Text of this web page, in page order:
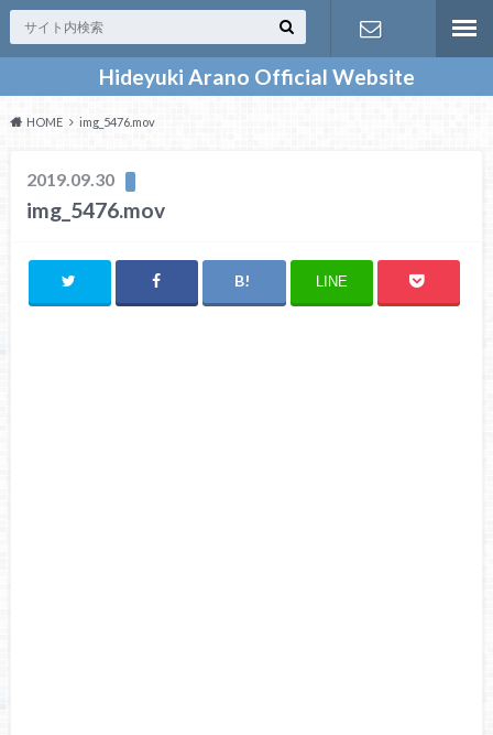
Hideyuki Arano Official Website
お問い合わ
HOME img_5476.mov
2019.09.30
img_5476.mov
LINE